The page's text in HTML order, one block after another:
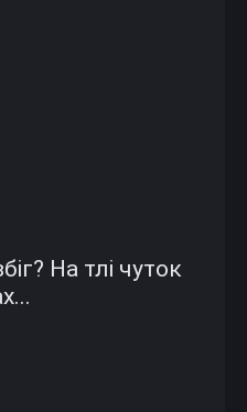
На тлі чуток